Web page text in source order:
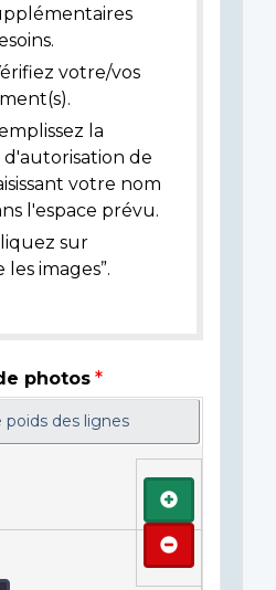
votre/vos
la
de
votre nom
l'espace prévu.
sur
images”.
photos
poids des lignes
Ajouter
Retirer